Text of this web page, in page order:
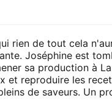
rien de tout cela
Joséphine est
sa production à La
et reproduire les
de saveurs. Un